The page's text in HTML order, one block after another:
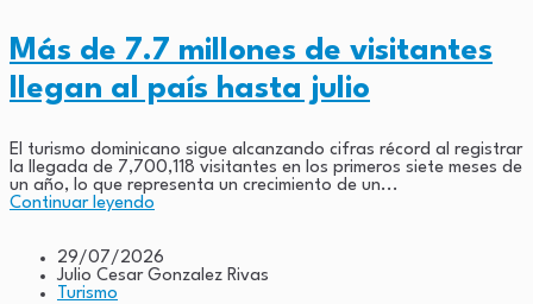
Más de 7.7 millones de visitantes
llegan al país hasta julio
El turismo dominicano sigue alcanzando cifras récord al registrar
la llegada de 7,700,118 visitantes en los primeros siete meses de
un año, lo que representa un crecimiento de un...
Continuar leyendo
29/07/2026
Julio Cesar Gonzalez Rivas
Turismo